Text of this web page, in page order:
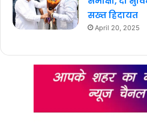
सख्त हिदायत
April 20, 2025